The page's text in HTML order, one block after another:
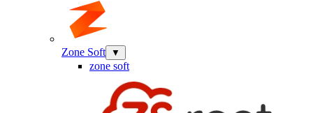
Zone Soft ▼
zone soft